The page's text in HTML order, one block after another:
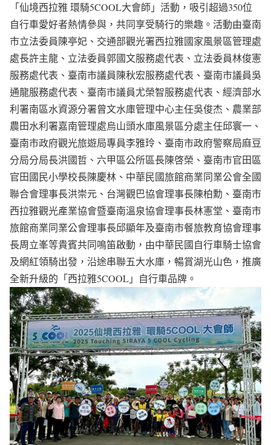
「仙境西拉雅 環騎5COOL大會師」活動，吸引超過350位
自行車愛好者熱情參與，共同享受騎行的樂趣。活動由臺南
市立法委員陳亭妃、交通部觀光署西拉雅國家風景區管理處
處長許主龍、立法委員郭國文服務處代表、立法委員林俊憲
服務處代表、臺南市議員陳秋宏服務處代表、臺南市議員吳
通龍服務處代表、臺南市議員尤榮智服務處代表、經濟部水
利署南區水資源分署曾文水庫管理中心主任吳俊杰、農業部
農田水利署嘉南管理處烏山頭水庫風景區分處主任邱寰一、
臺南市政府觀光旅遊局專員李雅玲、臺南市政府警察局麻豆
分局分局長洪國哲、六甲區公所區長陳啓榮、臺南市官田區
官田國民小學校長陳慶林、中華民國旅館商業同業公會全國
聯合會理事長洪崇元、台灣觀巴協會理事長陳柏勳、臺南市
西拉雅觀光產業協會暨臺南溫泉協會理事長林憲堂、臺南市
旅館商業同業公會理事長邱顯年及臺南市餐旅教育協會理事
長周立峯等貴賓共同鳴笛啟動，由中華民國自行車騎士協會
及網紅領騎出發，沿途串聯五大水庫，暢賞湖光山色，推廣
全新升級的「西拉雅5COOL」自行車品牌。